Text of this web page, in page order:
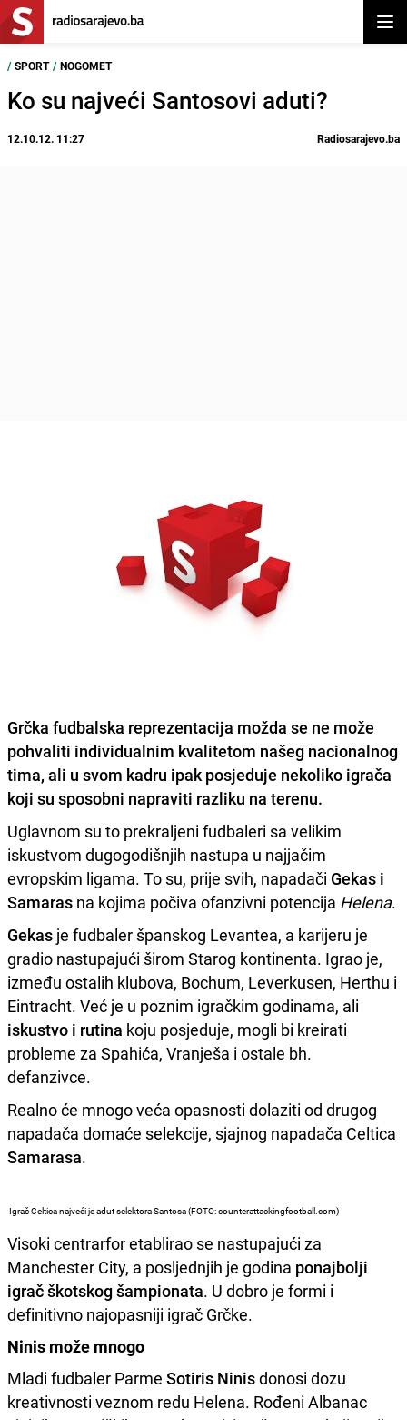
/ SPORT / NOGOMET
Ko su najveći Santosovi aduti?
12.10.12. 11:27 Radiosarajevo.ba
Grčka fudbalska reprezentacija možda se ne može
pohvaliti individualnim kvalitetom našeg nacionalnog
tima, ali u svom kadru ipak posjeduje nekoliko igrača
koji su sposobni napraviti razliku na terenu.
Uglavnom su to prekraljeni fudbaleri sa velikim
iskustvom dugogodišnjih nastupa u najjačim
evropskim ligama. To su, prije svih, napadači Gekas i
Samaras na kojima počiva ofanzivni potencija Helena.
Gekas je fudbaler španskog Levantea, a karijeru je
gradio nastupajući širom Starog kontinenta. Igrao je,
između ostalih klubova, Bochum, Leverkusen, Herthu i
Eintracht. Već je u poznim igračkim godinama, ali
iskustvo i rutina koju posjeduje, mogli bi kreirati
probleme za Spahića, Vranješa i ostale bh.
defanzivce.
Realno će mnogo veća opasnosti dolaziti od drugog
napadača domaće selekcije, sjajnog napadača Celtica
Samarasa.
Igrač Celtica najveći je adut selektora Santosa (FOTO: counterattackingfootball.com)
Visoki centrarfor etablirao se nastupajući za
Manchester City, a posljednjih je godina ponajbolji
igrač škotskog šampionata. U dobro je formi i
definitivno najopasniji igrač Grčke.
Ninis može mnogo
Mladi fudbaler Parme Sotiris Ninisdonosi dozu
kreativnosti veznom redu Helena. Rođeni Albanac